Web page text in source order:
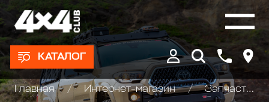
КАТАЛОГ
Главная Интернет-магазин
Запчасти и Аксессуары для лебедок